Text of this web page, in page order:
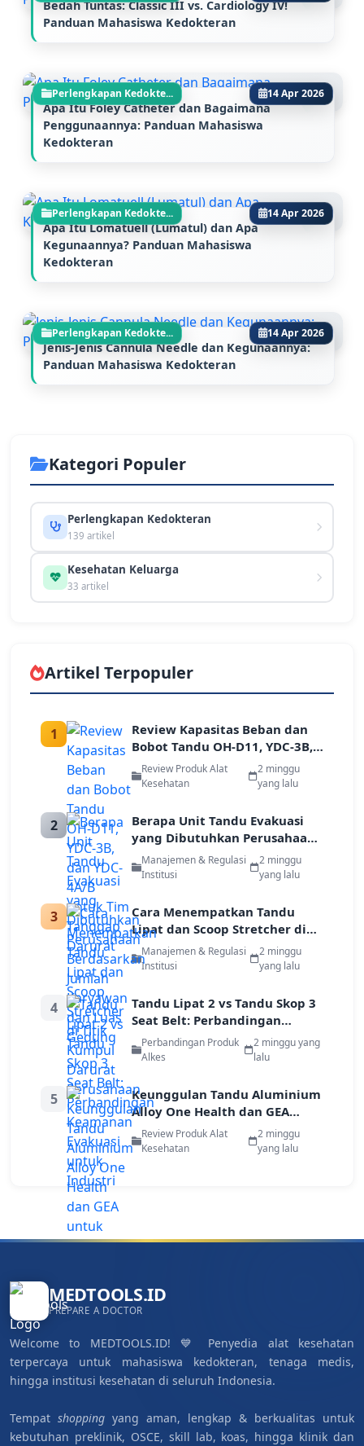
Bedah Tuntas: Classic III vs. Cardiology IV!
Panduan Mahasiswa Kedokteran
Perlengkapan Kedokte... 14 Apr 2026
Apa Itu Foley Catheter dan Bagaimana
Penggunaannya: Panduan Mahasiswa
Kedokteran
Perlengkapan Kedokte... 14 Apr 2026
Apa Itu Lomatuell (Lumatul) dan Apa
Kegunaannya? Panduan Mahasiswa
Kedokteran
Perlengkapan Kedokte... 14 Apr 2026
Jenis-Jenis Cannula Needle dan Kegunaannya:
Panduan Mahasiswa Kedokteran
Kategori Populer
Perlengkapan Kedokteran
139 artikel
Kesehatan Keluarga
33 artikel
Artikel Terpopuler
1
Review Kapasitas Beban dan
Bobot Tandu OH-D11, YDC-3B,
dan YDC-4A/B untuk Tim
Tanggap Darurat
Review Produk Alat
Kesehatan
2 minggu
yang lalu
2
Berapa Unit Tandu Evakuasi
yang Dibutuhkan Perusahaan
Berdasarkan Jumlah Karyawan
dan Luas Gedung
Manajemen & Regulasi
Institusi
2 minggu
yang lalu
3
Cara Menempatkan Tandu
Lipat dan Scoop Stretcher di
Titik Kumpul Darurat
Perusahaan
Manajemen & Regulasi
Institusi
2 minggu
yang lalu
4
Tandu Lipat 2 vs Tandu Skop 3
Seat Belt: Perbandingan
Keamanan Evakuasi untuk
Industri
Perbandingan Produk
Alkes
2 minggu yang
lalu
5
Keunggulan Tandu Aluminium
Alloy One Health dan GEA
untuk Evakuasi Pekerja di Area
Terbatas
Review Produk Alat
Kesehatan
2 minggu
yang lalu
MEDTOOLS.ID
PREPARE A DOCTOR
Welcome to MEDTOOLS.ID! 💙 Penyedia alat kesehatan
terpercaya untuk mahasiswa kedokteran, tenaga medis,
hingga institusi kesehatan di seluruh Indonesia.
Tempat shopping yang aman, lengkap & berkualitas untuk
kebutuhan preklinik, OSCE, skill lab, koas, hingga klinik dan